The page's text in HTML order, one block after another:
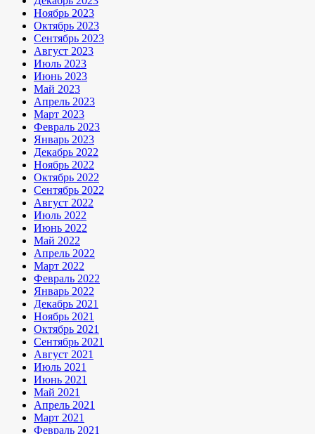
Ноябрь 2023
Октябрь 2023
Сентябрь 2023
Август 2023
Июль 2023
Июнь 2023
Май 2023
Апрель 2023
Март 2023
Февраль 2023
Январь 2023
Декабрь 2022
Ноябрь 2022
Октябрь 2022
Сентябрь 2022
Август 2022
Июль 2022
Июнь 2022
Май 2022
Апрель 2022
Март 2022
Февраль 2022
Январь 2022
Декабрь 2021
Ноябрь 2021
Октябрь 2021
Сентябрь 2021
Август 2021
Июль 2021
Июнь 2021
Май 2021
Апрель 2021
Март 2021
Февраль 2021